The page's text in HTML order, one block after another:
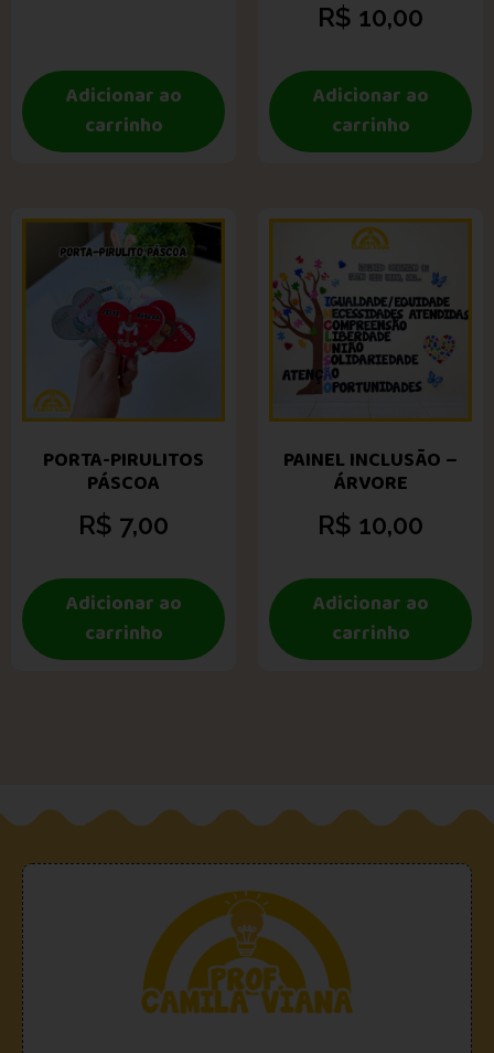
Adicionar ao
carrinho
R$ 10,00
Adicionar ao
carrinho
PORTA-PIRULITOS
PÁSCOA
R$ 7,00
Adicionar ao
carrinho
PAINEL INCLUSÃO –
ÁRVORE
R$ 10,00
Adicionar ao
carrinho